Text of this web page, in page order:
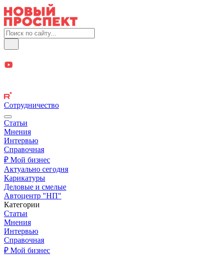
Сотрудничество
Статьи
Мнения
Интервью
Справочная
₽ Мой бизнес
Актуально сегодня
Карикатуры
Деловые и смелые
Автоцентр "НП"
Категории
Статьи
Мнения
Интервью
Справочная
₽ Мой бизнес